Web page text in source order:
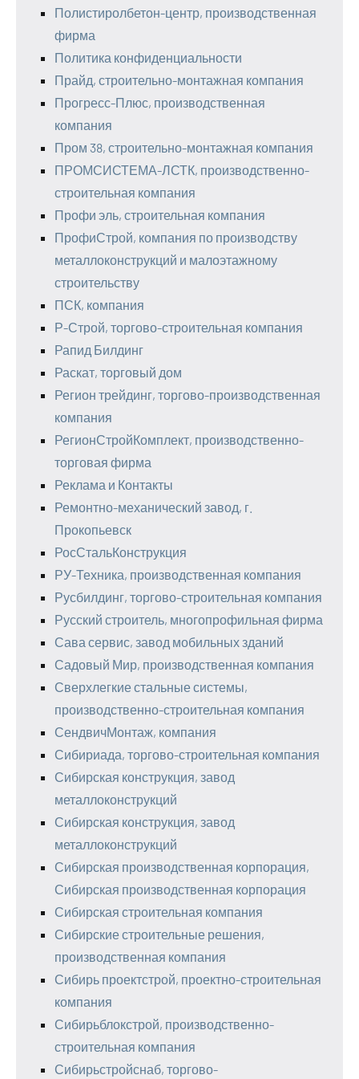
Полистиролбетон-центр, производственная
фирма
Политика конфиденциальности
Прайд, строительно-монтажная компания
Прогресс-Плюс, производственная
компания
Пром 38, строительно-монтажная компания
ПРОМСИСТЕМА-ЛСТК, производственно-
строительная компания
Профи эль, строительная компания
ПрофиСтрой, компания по производству
металлоконструкций и малоэтажному
строительству
ПСК, компания
Р-Строй, торгово-строительная компания
Рапид Билдинг
Раскат, торговый дом
Регион трейдинг, торгово-производственная
компания
РегионСтройКомплект, производственно-
торговая фирма
Реклама и Контакты
Ремонтно-механический завод, г.
Прокопьевск
РосСтальКонструкция
РУ-Техника, производственная компания
Русбилдинг, торгово-строительная компания
Русский строитель, многопрофильная фирма
Сава сервис, завод мобильных зданий
Садовый Мир, производственная компания
Сверхлегкие стальные системы,
производственно-строительная компания
СендвичМонтаж, компания
Сибириада, торгово-строительная компания
Сибирская конструкция, завод
металлоконструкций
Сибирская конструкция, завод
металлоконструкций
Сибирская производственная корпорация,
Сибирская производственная корпорация
Сибирская строительная компания
Сибирские строительные решения,
производственная компания
Сибирь проектстрой, проектно-строительная
компания
Сибирьблокстрой, производственно-
строительная компания
Сибирьстройснаб, торгово-